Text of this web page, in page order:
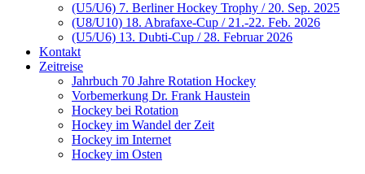
(U5/U6) 7. Berliner Hockey Trophy / 20. Sep. 2025
(U8/U10) 18. Abrafaxe-Cup / 21.-22. Feb. 2026
(U5/U6) 13. Dubti-Cup / 28. Februar 2026
Kontakt
Zeitreise
Jahrbuch 70 Jahre Rotation Hockey
Vorbemerkung Dr. Frank Haustein
Hockey bei Rotation
Hockey im Wandel der Zeit
Hockey im Internet
Hockey im Osten